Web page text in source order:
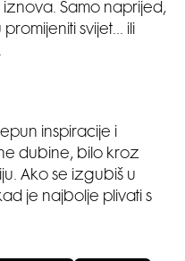
Samo naprijed,
svijet… ili
inspiracije i
dubine, bilo kroz
Ako se izgubiš u
je najbolje plivati s